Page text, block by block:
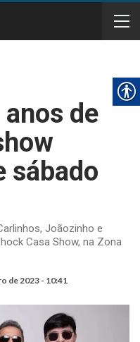
de
sábado
Joãozinho e
Casa Show, na Zona
de 2023 - 10:41